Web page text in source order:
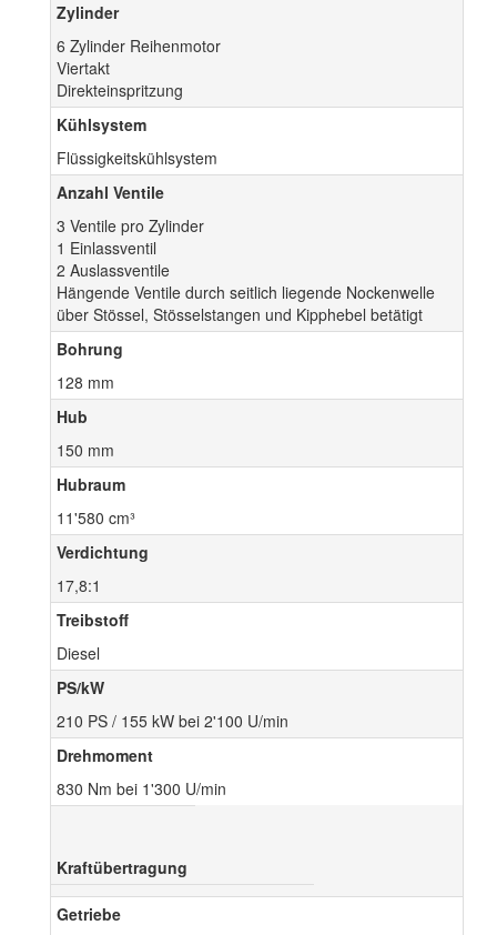
Zylinder
6 Zylinder Reihenmotor
Viertakt
Direkteinspritzung
Kühlsystem
Flüssigkeitskühlsystem
Anzahl Ventile
3 Ventile pro Zylinder
1 Einlassventil
2 Auslassventile
Hängende Ventile durch seitlich liegende Nockenwelle
über Stössel, Stösselstangen und Kipphebel betätigt
Bohrung
128 mm
Hub
150 mm
Hubraum
11'580 cm³
Verdichtung
17,8:1
Treibstoff
Diesel
PS/kW
210 PS / 155 kW bei 2'100 U/min
Drehmoment
830 Nm bei 1'300 U/min
Kraftübertragung
Getriebe